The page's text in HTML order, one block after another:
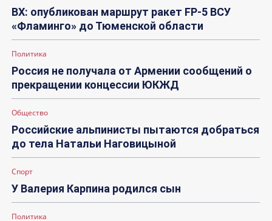
ВХ: опубликован маршрут ракет FP-5 ВСУ
«Фламинго» до Тюменской области
Политика
Россия не получала от Армении сообщений о
прекращении концессии ЮКЖД
Общество
Российские альпинисты пытаются добраться
до тела Натальи Наговицыной
Спорт
У Валерия Карпина родился сын
Политика